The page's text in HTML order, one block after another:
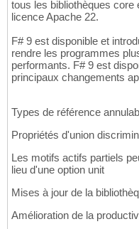
tous les bibliothèques
licence Apache 22.
F# 9 est disponible et
rendre les programmes
performants. F# 9 est
principaux changements
Types de référence
Propriétés d'union
Les motifs actifs partiels
lieu d'une option unit
Mises à jour de la
Amélioration de la